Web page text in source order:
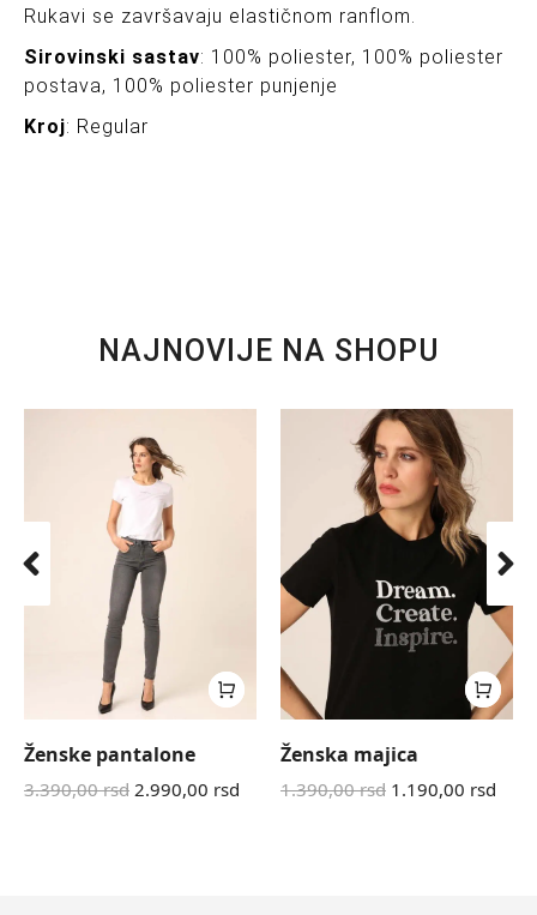
Rukavi se završavaju elastičnom ranflom.
Sirovinski sastav: 100% poliester, 100% poliester
postava, 100% poliester punjenje
Kroj: Regular
NAJNOVIJE NA SHOPU
Ženske pantalone
3.390,00rsd 2.990,00 rsd
Ženska majica
1.390,00rsd 1.190,00 rsd